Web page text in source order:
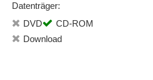
Datenträger:
DVD
CD-ROM
Download